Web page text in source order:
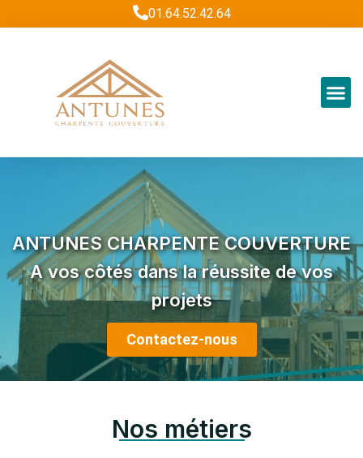
au
01.64.52.42.64
ANTUNES CHARPENTE COUVERTURE
A vos côtés dans la réussite de vos
projets
Contactez-nous
Nos métiers